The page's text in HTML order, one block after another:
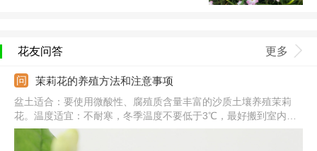
花友问答 更多
茉莉花的养殖方法和注意事项
盆土适合：要使用微酸性、腐殖质含量丰富的沙质土壤养殖茉莉
花。温度适宜：不耐寒，冬季温度不要低于3℃，最好搬到室内养
护。光照条件：平时要在散光充足的位置养，避免长期在荫蔽处养
殖。注意事项：夏季养护要注意遮阳，植株也不耐干旱，要勤浇